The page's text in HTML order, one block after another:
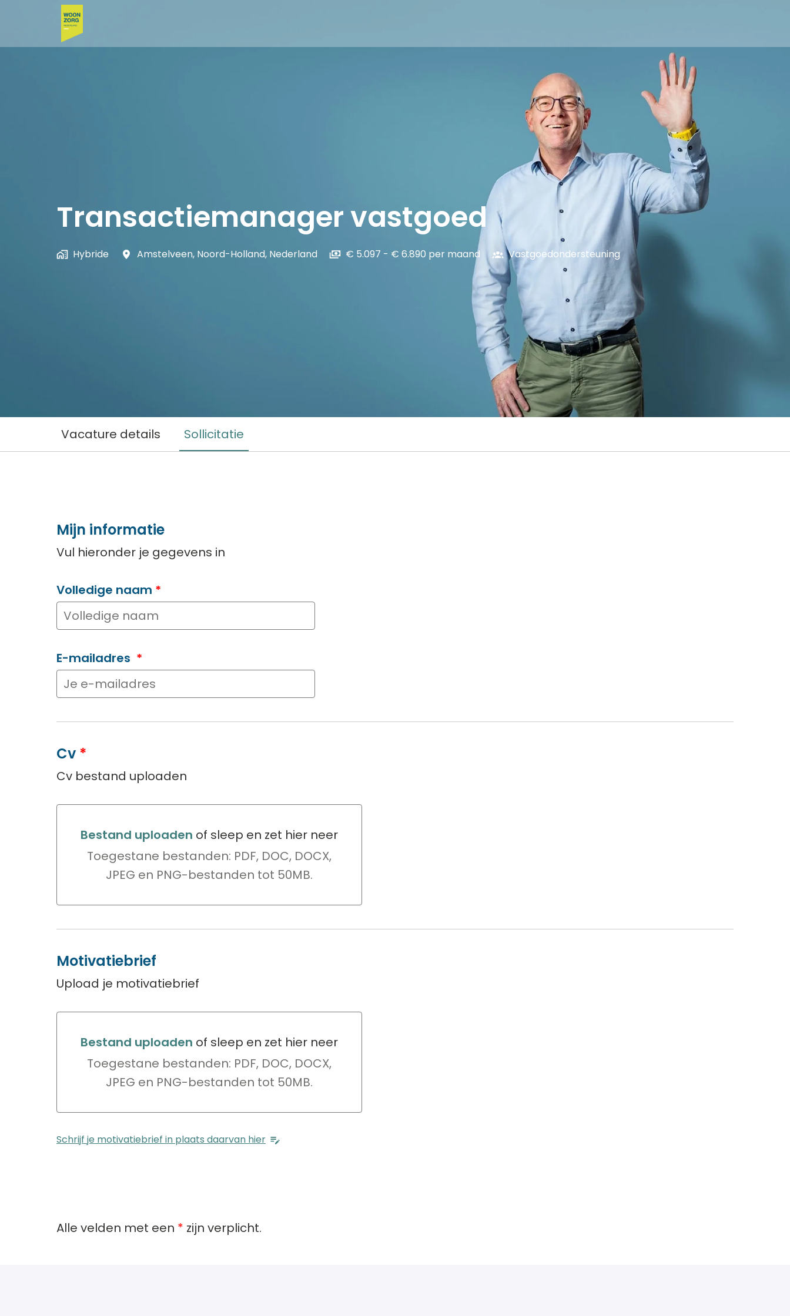
Homepagina
Transactiemanager vastgoed
Hybride Amstelveen, Noord-Holland, Nederland € 5.097 - € 6.890 per maand Vastgoedondersteuning
Vacature details Sollicitatie
Mijn informatie
Vul hieronder je gegevens in
Volledige naam *
E-mailadres *
Cv *
Cv bestand uploaden
Bestand uploaden of sleep en zet hier neer
Bestand uploaden of sleep en zet hier neer
Toegestane bestanden: PDF, DOC, DOCX,
JPEG en PNG-bestanden tot 50MB.
Motivatiebrief
Upload je motivatiebrief
Bestand uploaden of sleep en zet hier neer
Bestand uploaden of sleep en zet hier neer
Toegestane bestanden: PDF, DOC, DOCX,
JPEG en PNG-bestanden tot 50MB.
Schrijf je motivatiebrief in plaats daarvan hier
Alle velden met een * zijn verplicht.